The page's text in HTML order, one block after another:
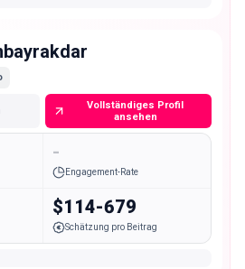
Vollständiges Profil
ansehen
-
Engagement-Rate
$114-679
Schätzung pro Beitrag